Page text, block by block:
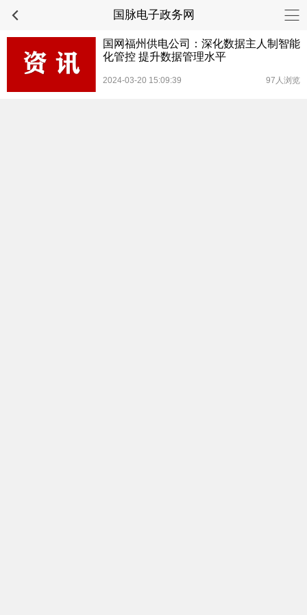
国脉电子政务网
国网福州供电公司：深化数据主人制智能
化管控 提升数据管理水平
2024-03-20 15:09:39 97人浏览